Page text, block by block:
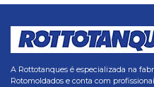
A Rottotanques é especializada na
Rotomoldados e conta com